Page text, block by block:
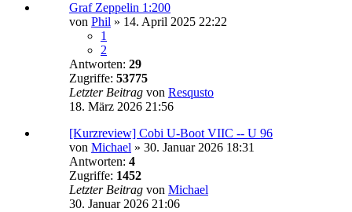
Graf Zeppelin 1:200
von Phil » 14. April 2025 22:22
1
2
Antworten: 29
Zugriffe: 53775
Letzter Beitrag von Resqusto
18. März 2026 21:56
[Kurzreview] Cobi U-Boot VIIC -- U 96
von Michael » 30. Januar 2026 18:31
Antworten: 4
Zugriffe: 1452
Letzter Beitrag von Michael
30. Januar 2026 21:06